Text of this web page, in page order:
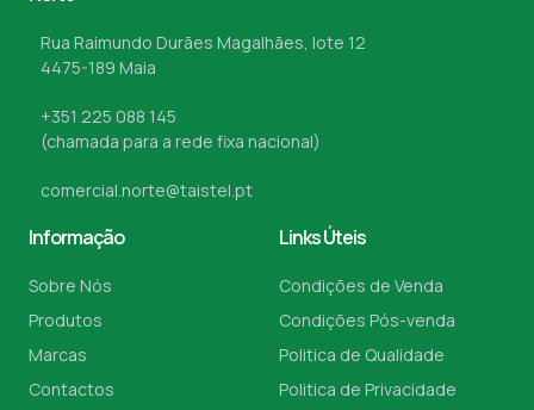
Rua Raimundo Durães Magalhães, lote 12
4475-189 Maia
+351 225 088 145
(chamada para a rede fixa nacional)
comercial.norte@taistel.pt
Informação
Sobre Nós
Produtos
Marcas
Contactos
Links Úteis
Condições de Venda
Condições Pós-venda
Politica de Qualidade
Politica de Privacidade